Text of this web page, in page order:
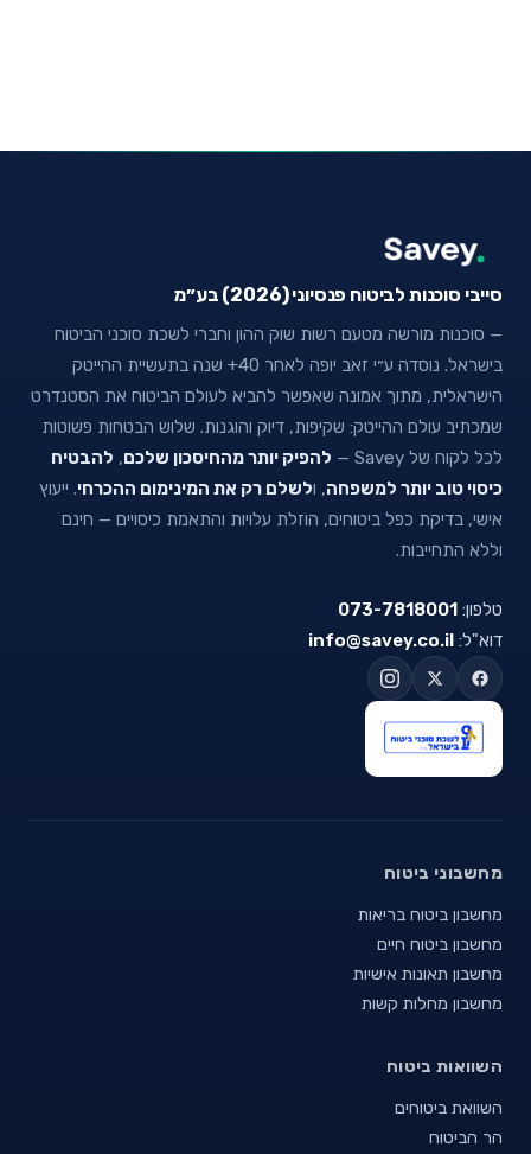
סייבי סוכנות לביטוח פנסיוני (2026) בע״מ
— סוכנות מורשה מטעם רשות שוק ההון וחברי לשכת סוכני הביטוח
בישראל. נוסדה ע״י זאב יופה לאחר 40+ שנה בתעשיית ההייטק
הישראלית, מתוך אמונה שאפשר להביא לעולם הביטוח את הסטנדרט
שמכתיב עולם ההייטק: שקיפות, דיוק והוגנות. שלוש הבטחות פשוטות
לכל לקוח של Savey —
להפיק יותר מהחיסכון שלכם, להבטיח
כיסוי טוב יותר למשפחה, ולשלם רק את המינימום ההכרחי. ייעוץ
אישי, בדיקת כפל ביטוחים, הוזלת עלויות והתאמת כיסויים — חינם
וללא התחייבות.
טלפון: 073-7818001
דוא"ל: info@savey.co.il
מחשבוני ביטוח
מחשבון ביטוח בריאות
מחשבון ביטוח חיים
מחשבון תאונות אישיות
מחשבון מחלות קשות
השוואות ביטוח
השוואת ביטוחים
הר הביטוח